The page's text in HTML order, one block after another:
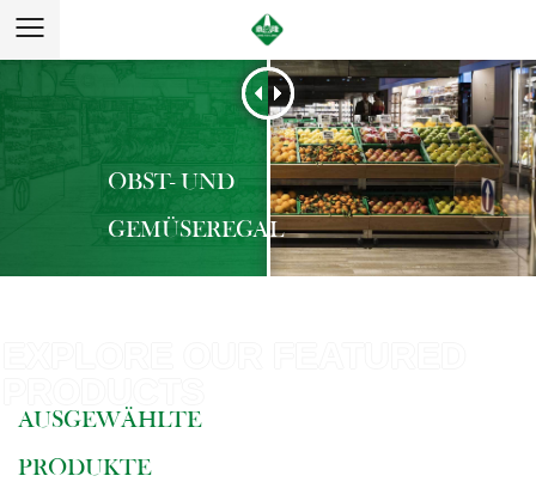
OBST- UND
GEMÜSEREGAL
AUSGEWÄHLTE
PRODUKTE